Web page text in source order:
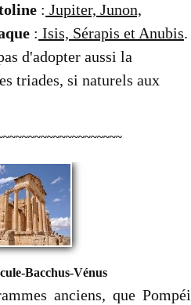
: Jupiter, Junon,
: Isis, Sérapis et Anubis.
d'adopter aussi la
triades, si naturels aux
Bacchus-Vénus
anciens, que Pompéi